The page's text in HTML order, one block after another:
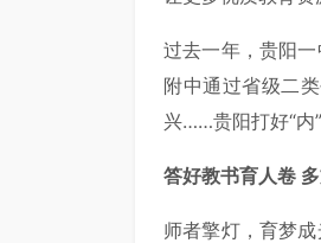
过去一年，贵阳
附中通过省级二
兴……贵阳打好“内
答好教书育人卷
师者擎灯，育梦